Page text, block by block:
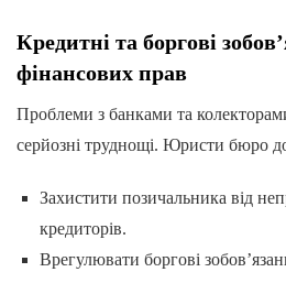
Кредитні та боргові
фінансових прав
Проблеми з банками та
серйозні труднощі. Юристи бюро
Захистити позичальника від
кредиторів.
Врегулювати боргові